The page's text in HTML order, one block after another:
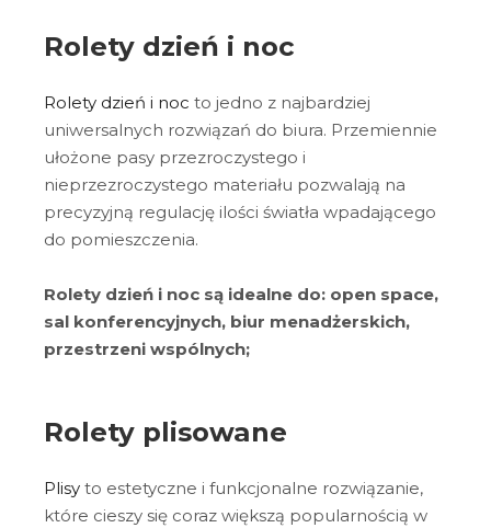
Rolety dzień i noc
Rolety dzień i noc to jedno z najbardziej
uniwersalnych rozwiązań do biura. Przemiennie
ułożone pasy przezroczystego i
nieprzezroczystego materiału pozwalają na
precyzyjną regulację ilości światła wpadającego
do pomieszczenia.
Rolety dzień i noc są idealne do: open space,
sal konferencyjnych, biur menadżerskich,
przestrzeni wspólnych;
Rolety plisowane
Plisy to estetyczne i funkcjonalne rozwiązanie,
które cieszy się coraz większą popularnością w